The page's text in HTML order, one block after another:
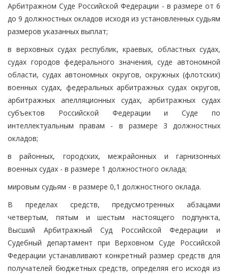
Арбитражном Суде Российской Федерации - в размере от 6
до 9 должностных окладов исходя из установленных судьям
размеров указанных выплат;
в верховных судах республик, краевых, областных судах,
судах городов федерального значения, суде автономной
области, судах автономных округов, окружных (флотских)
военных судах, федеральных арбитражных судах округов,
арбитражных апелляционных судах, арбитражных судах
субъектов Российской Федерации и Суде по
интеллектуальным правам - в размере 3 должностных
окладов;
в районных, городских, межрайонных и гарнизонных
военных судах - в размере 1 должностного оклада;
мировым судьям - в размере 0,1 должностного оклада.
В пределах средств, предусмотренных абзацами
четвертым, пятым и шестым настоящего подпункта,
Высший Арбитражный Суд Российской Федерации и
Судебный департамент при Верховном Суде Российской
Федерации устанавливают конкретный размер средств для
получателей бюджетных средств, определяя его исходя из